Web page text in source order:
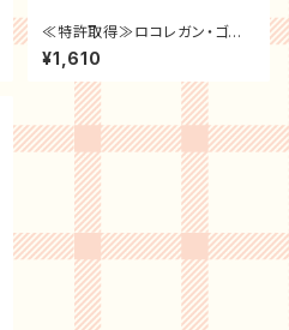
≪特許取得≫ロコレガン・ゴルフ
グローブ 新モデル発売記念！
旧モデル大特価セール中！在庫
無くなり次第終了
¥1,610